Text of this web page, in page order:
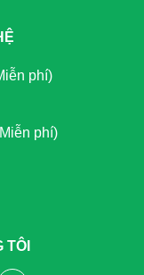
phí)
phí)
TÔI